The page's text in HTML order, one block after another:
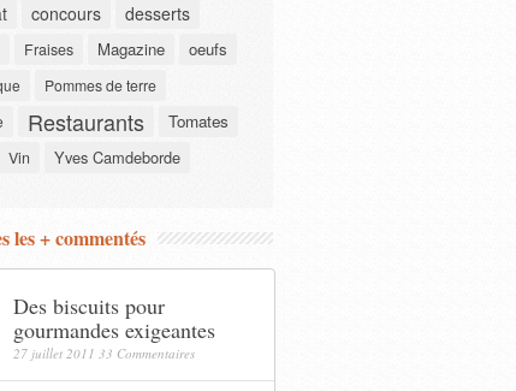
concours desserts
Fraises Magazine oeufs
Pommes de terre
Restaurants Tomates
Vin Yves Camdeborde
les + commentés
Des biscuits pour
gourmandes exigeantes
27 juillet 2011 33 Commentaires